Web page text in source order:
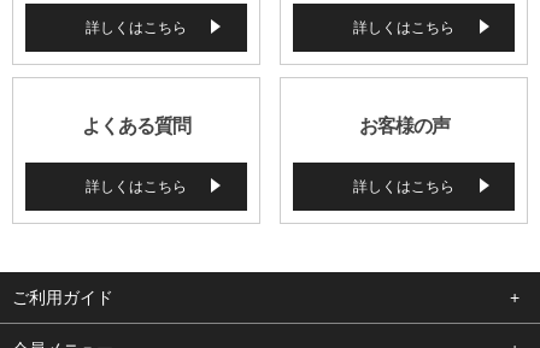
詳しくはこちら 詳しくはこちら
よくある質問
詳しくはこちら
お客様の声
詳しくはこちら
ご利用ガイド